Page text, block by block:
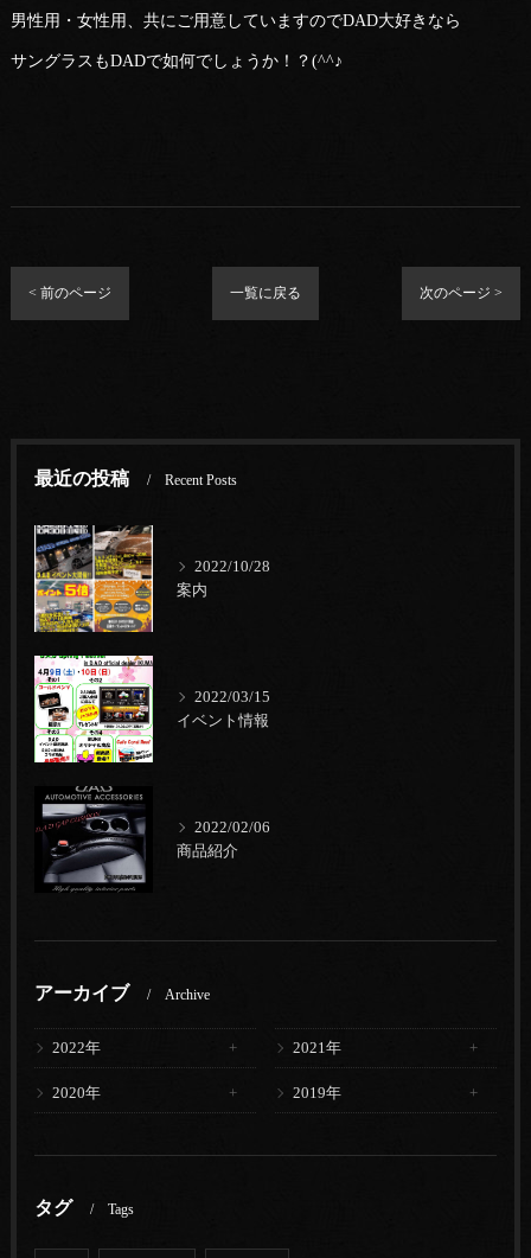
男性用・女性用、共にご用意していますのでDAD大好きなら
サングラスもDADで如何でしょうか！？(^^♪
< 前のページ 一覧に戻る 次のページ >
最近の投稿 Recent Posts
2022/10/28
案内
2022/03/15
イベント情報
2022/02/06
商品紹介
アーカイブ Archive
2022年 2021年
2020年 2019年
タグ Tags